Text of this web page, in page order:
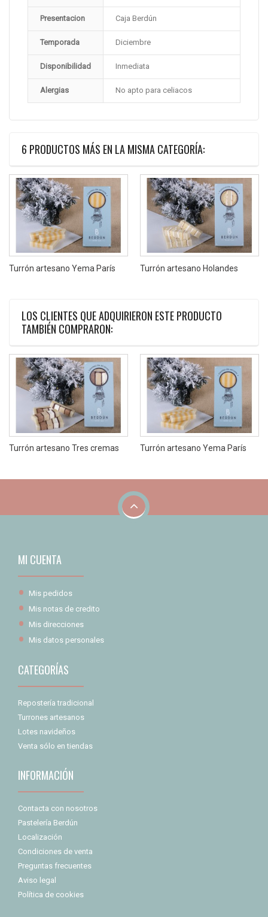
Presentacion Caja Berdún
Temporada Diciembre
Disponibilidad Inmediata
Alergias No apto para celiacos
6 PRODUCTOS MÁS EN LA MISMA CATEGORÍA:
Turrón artesano Yema París Turrón artesano Holandes
LOS CLIENTES QUE ADQUIRIERON ESTE PRODUCTO
TAMBIÉN COMPRARON:
Turrón artesano Tres cremas Turrón artesano Yema París
MI CUENTA
Mis pedidos
Mis notas de credito
Mis direcciones
Mis datos personales
CATEGORÍAS
Repostería tradicional
Turrones artesanos
Lotes navideños
Venta sólo en tiendas
INFORMACIÓN
Contacta con nosotros
Pastelería Berdún
Localización
Condiciones de venta
Preguntas frecuentes
Aviso legal
Política de cookies